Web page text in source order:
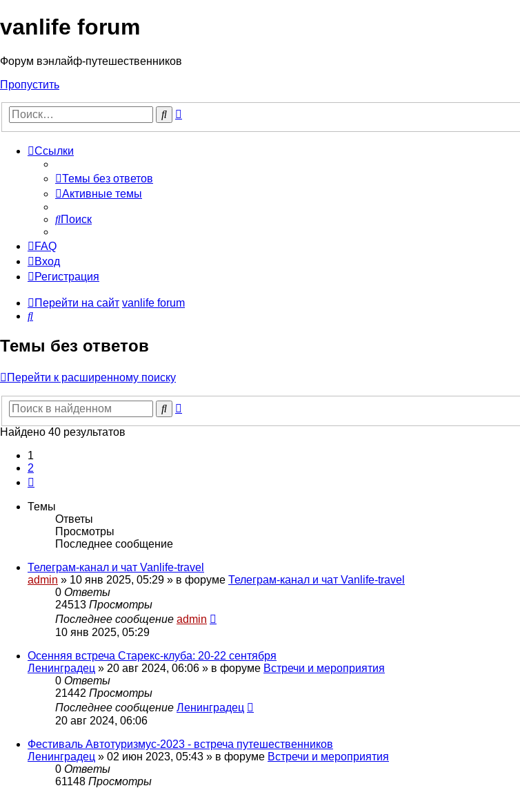
vanlife forum
Форум вэнлайф-путешественников
Пропустить
Поиск
Ссылки
Темы без ответов
Активные темы
Поиск
FAQ
Вход
Регистрация
Перейти на сайт vanlife forum
Поиск
Темы без ответов
Перейти к расширенному поиску
Поиск
Найдено 40 результатов
1
2
Темы
Ответы
Просмотры
Последнее сообщение
Телеграм-канал и чат Vanlife-travel
admin » 10 янв 2025, 05:29 » в форуме Телеграм-канал и чат Vanlife-travel
0 Ответы
24513 Просмотры
Последнее сообщение admin
10 янв 2025, 05:29
Осенняя встреча Старекс-клуба: 20-22 сентября
Ленинградец » 20 авг 2024, 06:06 » в форуме Встречи и мероприятия
0 Ответы
21442 Просмотры
Последнее сообщение Ленинградец
20 авг 2024, 06:06
Фестиваль Автотуризмус-2023 - встреча путешественников
Ленинградец » 02 июн 2023, 05:43 » в форуме Встречи и мероприятия
0 Ответы
61148 Просмотры